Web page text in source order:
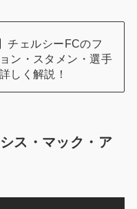
チェルシーFCのフ
ン・スタメン・選手
しく解説！
ス・マック・ア